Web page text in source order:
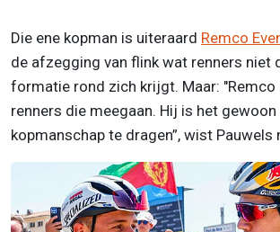
Die ene kopman is uiteraard Remco
de afzegging van flink wat renners niet
formatie rond zich krijgt. Maar:
renners die meegaan. Hij is het
kopmanschap te dragen”, wist Pauwels